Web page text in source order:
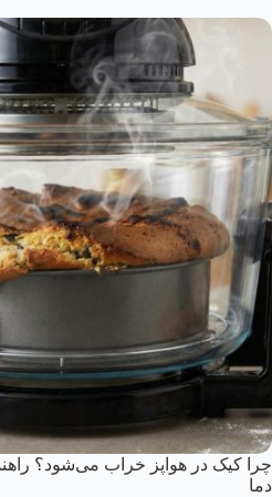
چرا کیک در هواپز خراب می‌شود؟
دما